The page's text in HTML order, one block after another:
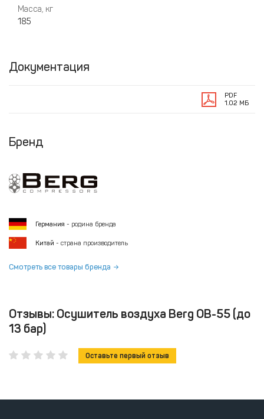
Масса, кг
185
Документация
PDF
1.02 МБ
Бренд
Германия - родина бренда
Китай - страна производитель
Смотреть все товары бренда
Отзывы: Осушитель воздуха Berg ОВ-55 (до
13 бар)
Оставьте первый отзыв